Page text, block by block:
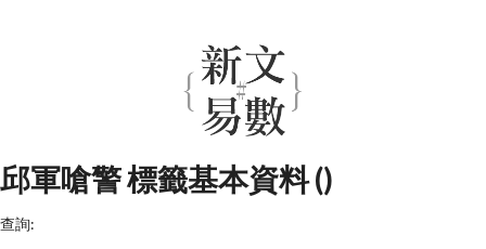
邱軍嗆警 標籤基本資料 ()
查詢: